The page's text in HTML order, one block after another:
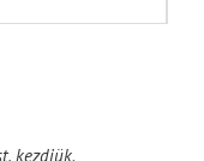
kezdjük.